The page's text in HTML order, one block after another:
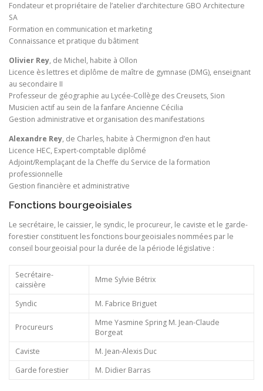
Fondateur et propriétaire de l’atelier d’architecture GBO Architecture
SA
Formation en communication et marketing
Connaissance et pratique du bâtiment
Olivier Rey, de Michel, habite à Ollon
Licence ès lettres et diplôme de maître de gymnase (DMG), enseignant
au secondaire II
Professeur de géographie au Lycée-Collège des Creusets, Sion
Musicien actif au sein de la fanfare Ancienne Cécilia
Gestion administrative et organisation des manifestations
Alexandre Rey, de Charles, habite à Chermignon d’en haut
Licence HEC, Expert-comptable diplômé
Adjoint/Remplaçant de la Cheffe du Service de la formation
professionnelle
Gestion financière et administrative
Fonctions bourgeoisiales
Le secrétaire, le caissier, le syndic, le procureur, le caviste et le garde-
forestier constituent les fonctions bourgeoisiales nommées par le
conseil bourgeoisial pour la durée de la période législative :
Secrétaire-
caissière
Mme Sylvie Bétrix
Syndic M. Fabrice Briguet
Procureurs
Mme Yasmine Spring M. Jean-Claude
Borgeat
Caviste
M. Jean-Alexis Duc
Garde forestier
M. Didier Barras